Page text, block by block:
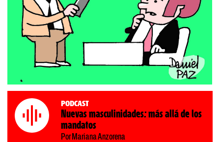
Podcast
Nuevas masculinidades: más allá de los
mandatos
Por Mariana Anzorena